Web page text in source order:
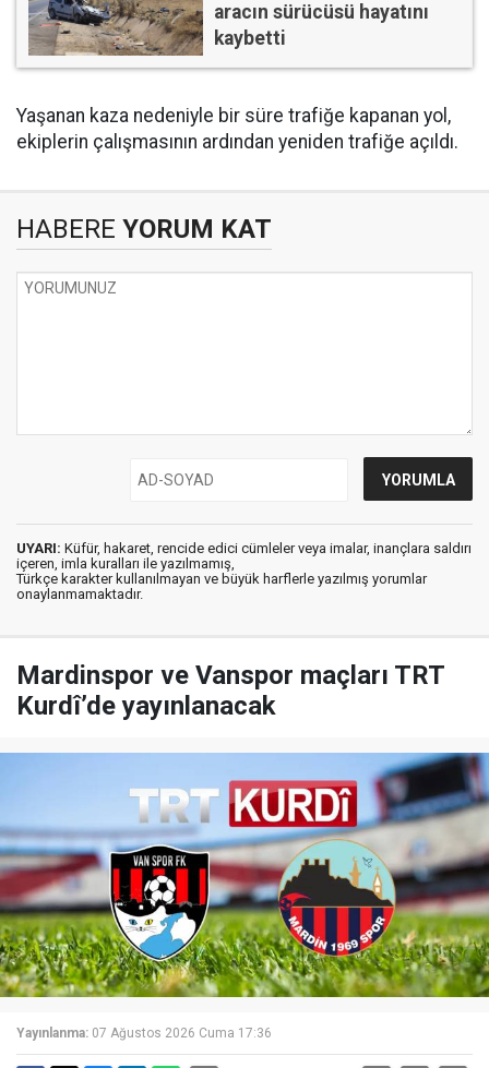
aracın sürücüsü hayatını
kaybetti
Yaşanan kaza nedeniyle bir süre trafiğe kapanan yol,
ekiplerin çalışmasının ardından yeniden trafiğe açıldı.
HABERE YORUM KAT
UYARI: Küfür, hakaret, rencide edici cümleler veya imalar, inançlara saldırı
içeren, imla kuralları ile yazılmamış,
Türkçe karakter kullanılmayan ve büyük harflerle yazılmış yorumlar
onaylanmamaktadır.
Mardinspor ve Vanspor maçları TRT
Kurdî’de yayınlanacak
Yayınlanma: 07 Ağustos 2026 Cuma 17:36